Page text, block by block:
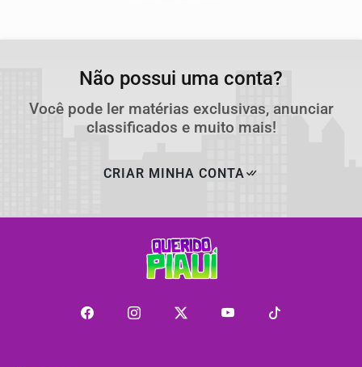
Não possui uma conta?
Você pode ler matérias exclusivas, anunciar
classificados e muito mais!
CRIAR MINHA CONTA